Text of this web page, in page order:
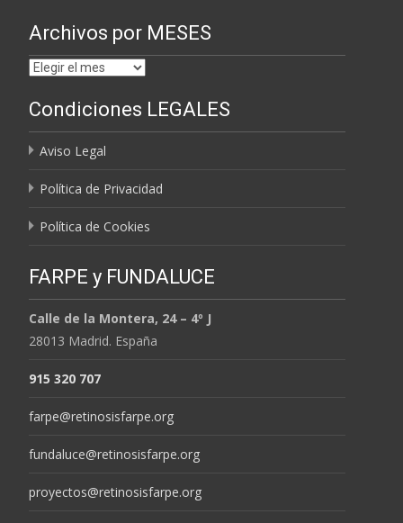
Archivos por MESES
Archivos
MESES
Condiciones LEGALES
Aviso Legal
Política de Privacidad
Política de Cookies
FARPE y FUNDALUCE
Calle de la Montera, 24 – 4º J
28013 Madrid. España
915 320 707
farpe@retinosisfarpe.org
fundaluce@retinosisfarpe.org
proyectos@retinosisfarpe.org